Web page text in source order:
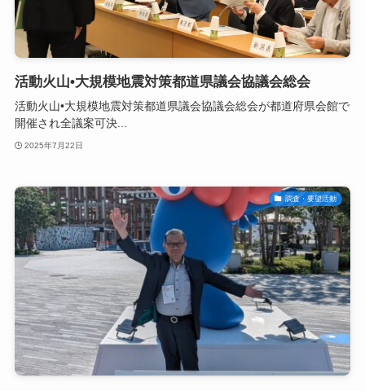
活動火山•大規模地震対策都道県議会協議会総会
活動火山•大規模地震対策都道県議会協議会総会が都道府県会館で
開催され全議案可決...
2025年7月22日
調査・要望活動